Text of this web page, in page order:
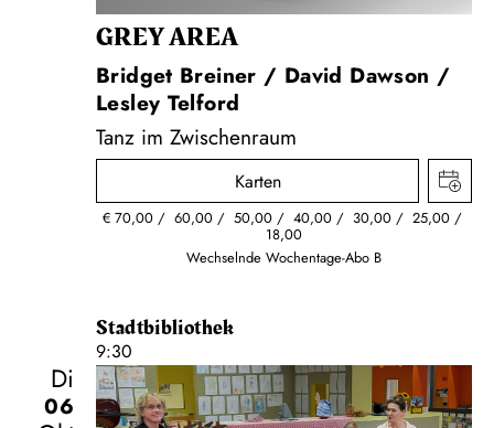
GREY AREA
Bridget Breiner / David Dawson /
Lesley Telford
Tanz im Zwischenraum
Karten
€ 70,00 60,00 50,00 40,00 30,00 25,00
18,00
Wechselnde Wochentage-Abo B
Stadtbibliothek
9:30
Di
06